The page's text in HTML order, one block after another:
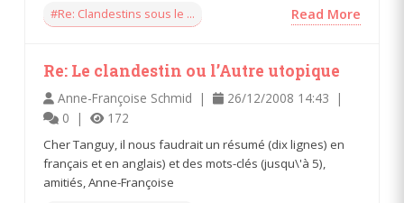
#Re: Clandestins sous le ...
Read More
Re: Le clandestin ou l’Autre utopique
Anne-Françoise Schmid |
26/12/2008 14:43 |
0 |
172
Cher Tanguy, il nous faudrait un résumé (dix lignes) en
français et en anglais) et des mots-clés (jusqu\'à 5),
amitiés, Anne-Françoise